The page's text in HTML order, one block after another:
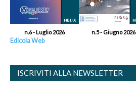
n.6 - Luglio 2026 n.5 - Giugno 2026
Edicola Web
ISCRIVITI ALLA NEWSLETTER